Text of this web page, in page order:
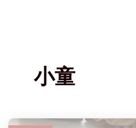
小童